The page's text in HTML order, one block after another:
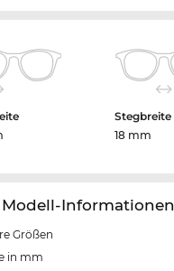
Stegbreite
18 mm
Modell-Informationen
Größen
in mm